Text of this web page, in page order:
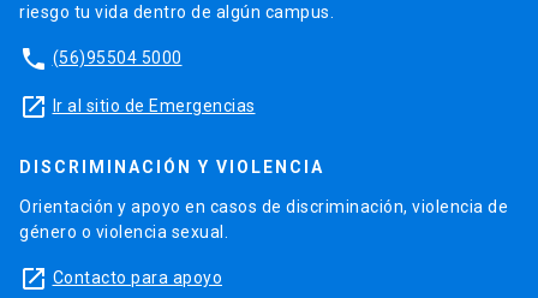
riesgo tu vida dentro de algún campus.
phone (56)95504 5000
launch Ir al sitio de Emergencias
DISCRIMINACIÓN Y VIOLENCIA
Orientación y apoyo en casos de discriminación, violencia de
género o violencia sexual.
launch Contacto para apoyo